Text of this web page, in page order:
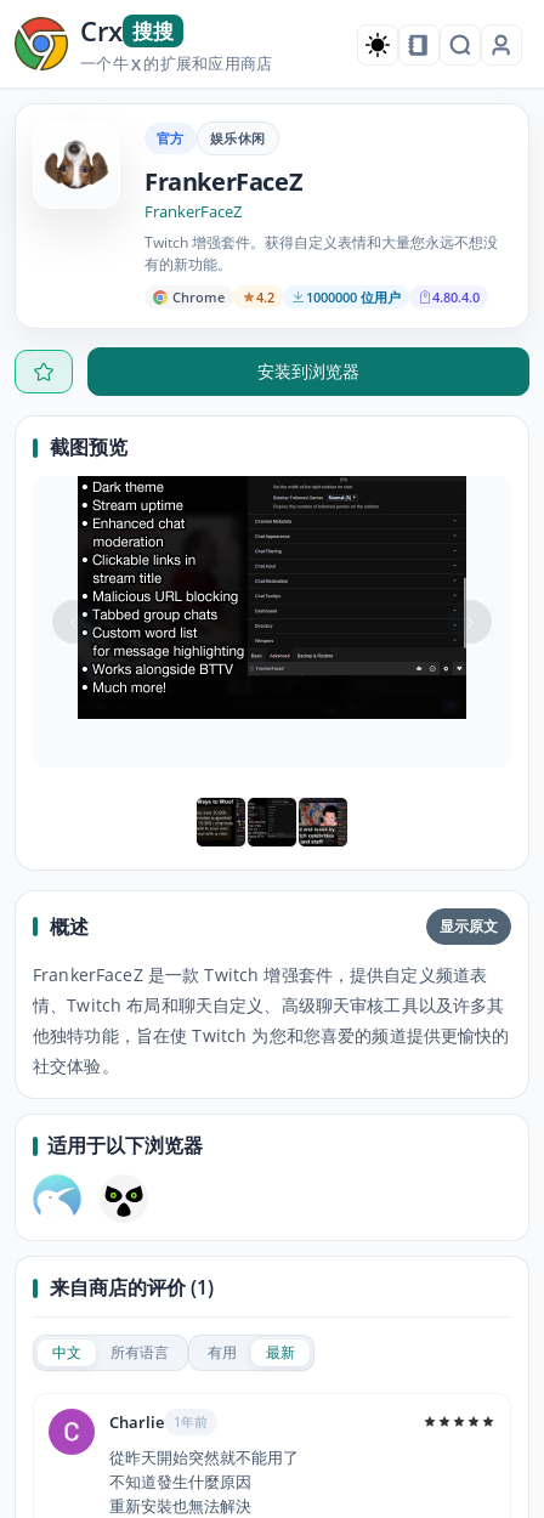
Crx 搜搜
一个牛X的扩展和应用商店
官方 娱乐休闲
FrankerFaceZ
FrankerFaceZ
Twitch 增强套件。获得自定义表情和大量您永远不想没
有的新功能。
Chrome 4.2 1000000 位用户 4.80.4.0
安装到浏览器
截图预览
概述 显示原文
FrankerFaceZ 是一款 Twitch 增强套件，提供自定义频道表
情、Twitch 布局和聊天自定义、高级聊天审核工具以及许多其
他独特功能，旨在使 Twitch 为您和您喜爱的频道提供更愉快的
社交体验。
适用于以下浏览器
来自商店的评价 (1)
中文 所有语言 有用 最新
Charlie 1年前
從昨天開始突然就不能用了
不知道發生什麼原因
重新安裝也無法解決